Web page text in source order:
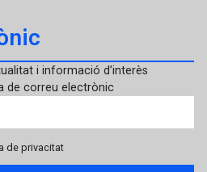
i informació d’interès
de correu electrònic
de privacitat